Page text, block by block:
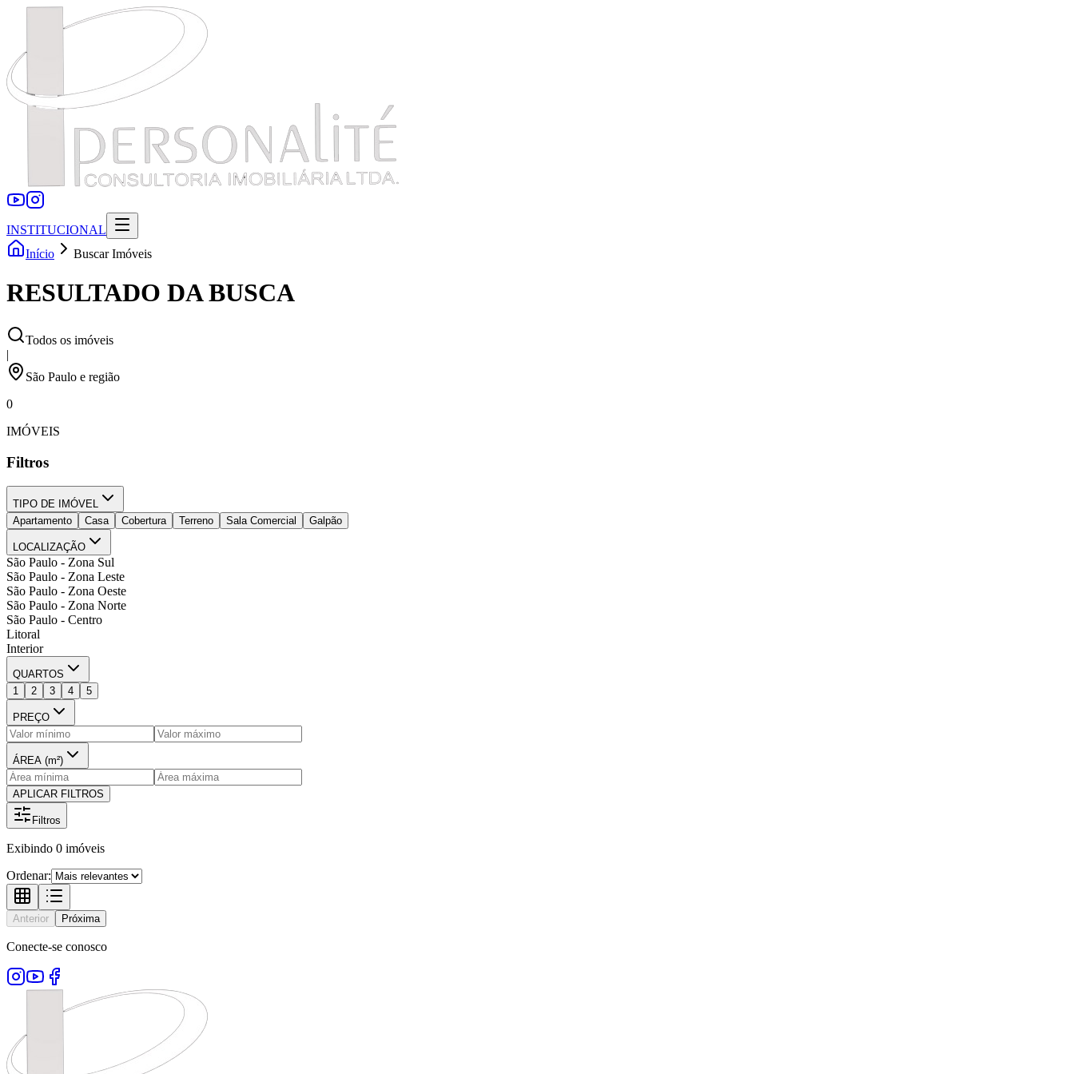
INSTITUCIONAL
Início
Buscar Imóveis
RESULTADO DA BUSCA
Todos os imóveis
|
São Paulo e região
0
IMÓVEIS
Filtros
TIPO DE IMÓVEL
Apartamento
Casa Cobertura Terreno Sala Comercial Galpão
LOCALIZAÇÃO
São Paulo - Zona Sul
São Paulo - Zona Leste
São Paulo - Zona Oeste
São Paulo - Zona Norte
São Paulo - Centro
Litoral
Interior
QUARTOS
1
2 3 4 5
PREÇO
ÁREA (m²)
APLICAR FILTROS
Filtros
Exibindo 0 imóveis
Ordenar:
Anterior Próxima
Conecte-se conosco